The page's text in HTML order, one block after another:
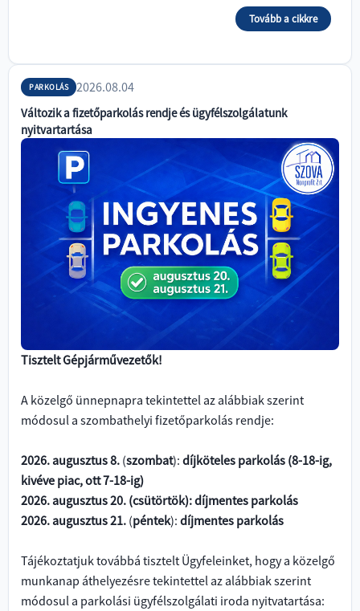
Tovább a cikkre
PARKOLÁS 2026.08.04
Változik a fizetőparkolás rendje és ügyfélszolgálatunk
nyitvartartása
Tisztelt Gépjárművezetők!
A közelgő ünnepnapra tekintettel az alábbiak szerint
módosul a szombathelyi fizetőparkolás rendje:
2026. augusztus 8. (szombat): díjköteles parkolás (8-18-ig,
kivéve piac, ott 7-18-ig)
2026. augusztus 20. (csütörtök): díjmentes parkolás
2026. augusztus 21. (péntek): díjmentes parkolás
Tájékoztatjuk továbbá tisztelt Ügyfeleinket, hogy a közelgő
munkanap áthelyezésre tekintettel az alábbiak szerint
módosul a parkolási ügyfélszolgálati iroda nyitvatartása: